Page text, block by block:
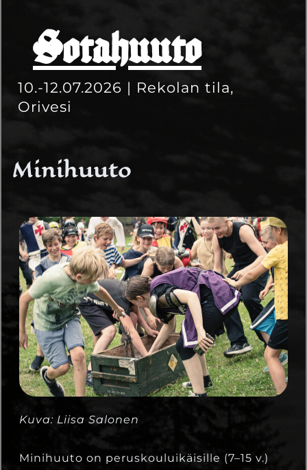
Sotahuuto
10.-12.07.2026 | Rekolan tila,
Orivesi
Minihuuto
Kuva: Liisa Salonen
Minihuuto on peruskouluikäisille (7–15 v.)